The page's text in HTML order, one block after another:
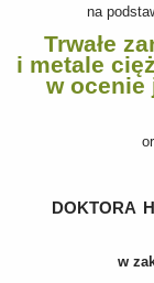
na
Trwałe
i metale
w ocenie
doktora
w